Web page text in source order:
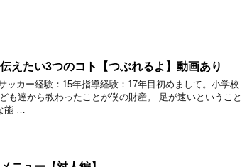
えたい3つのコト【つぶれるよ】動画あり
ッカー経験：15年指導経験：17年目初めまして。小学校
も達から教わったことが僕の財産。 足が速いということ
能 …